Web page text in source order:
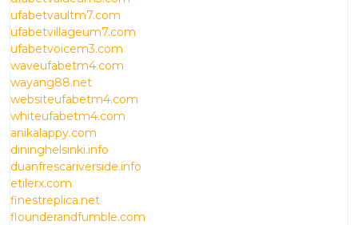
ufabetvaultm7.com
ufabetvillageum7.com
ufabetvoicem3.com
waveufabetm4.com
wayang88.net
websiteufabetm4.com
whiteufabetm4.com
anikalappy.com
dininghelsinki.info
duanfrescariverside.info
etilerx.com
finestreplica.net
flounderandfumble.com